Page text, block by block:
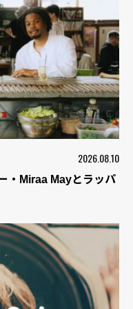
2026.08.10
・Miraa Mayとラッパ